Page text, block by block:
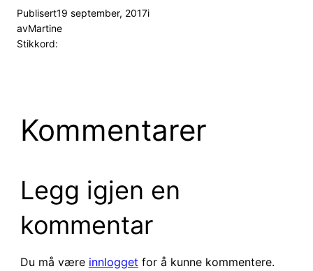
Publisert19 september, 2017i
avMartine
Stikkord:
Kommentarer
Legg igjen en
kommentar
Du må være innlogget for å kunne kommentere.